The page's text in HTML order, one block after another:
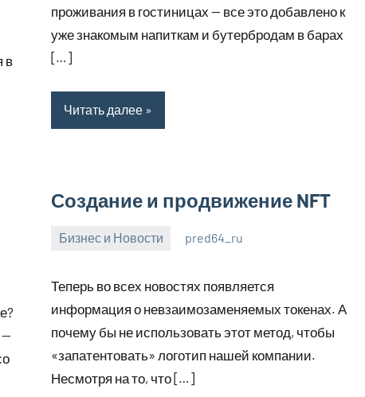
в
проживания в гостиницах — все это добавлено к
уже знакомым напиткам и бутербродам в барах
[…]
Читать далее
—
Создание и продвижение NFT
Бизнес и Новости
2023
pred64_ru
Теперь во всех новостях появляется
информация о невзаимозаменяемых токенах. А
почему бы не использовать этот метод, чтобы
«запатентовать» логотип нашей компании.
Несмотря на то, что […]